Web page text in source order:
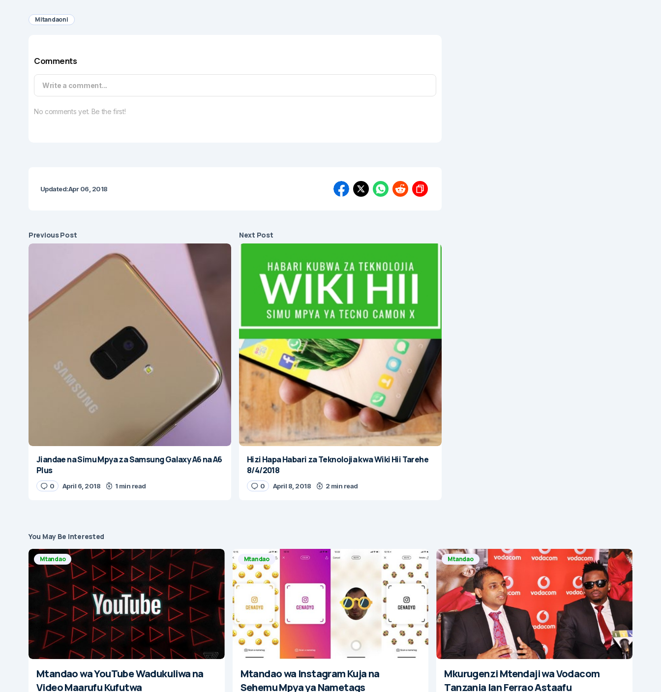
Mitandaoni
Comments
Write a comment...
No comments yet. Be the first!
Updated:Apr 06, 2018
Previous Post
Jiandae na Simu Mpya za Samsung Galaxy A6 na A6
Plus
0 April 6, 2018 1 min read
Next Post
Hizi Hapa Habari za Teknolojia kwa Wiki Hii Tarehe
8/4/2018
0 April 8, 2018 2 min read
You May Be Interested
Mtandao
Mtandao wa YouTube Wadukuliwa na
Video Maarufu Kufutwa
Mtandao
Mtandao wa Instagram Kuja na
Sehemu Mpya ya Nametags
Mtandao
Mkurugenzi Mtendaji wa Vodacom
Tanzania Ian Ferrao Astaafu